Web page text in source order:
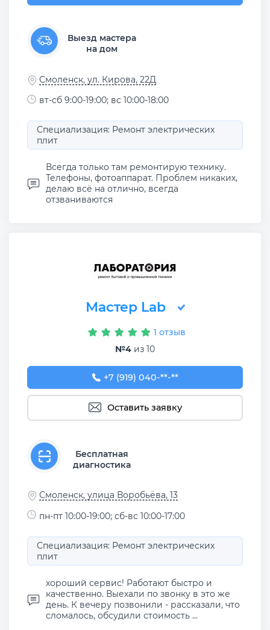
Выезд мастера
на дом
Смоленск, ул. Кирова, 22Д
вт-сб 9:00-19:00; вс 10:00-18:00
Специализация: Ремонт электрических
плит
Всегда только там ремонтирую технику.
Телефоны, фотоаппарат. Проблем никаких,
делаю всё на отлично, всегда
отзваниваются
Мастер Lab
1 отзыв
№4 из 10
+7 (919) 040-95-58
+7 (919) 040-**-**
Оставить заявку
Бесплатная
диагностика
Смоленск, улица Воробьёва, 13
пн-пт 10:00-19:00; сб-вс 10:00-17:00
Специализация: Ремонт электрических
плит
хороший сервис! Работают быстро и
качественно. Выехали по звонку в это же
день. К вечеру позвонили - рассказали, что
сломалось, обсудили стоимость ...